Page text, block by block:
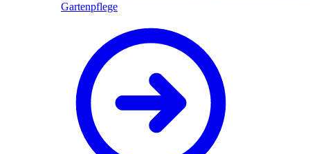
Gartenpflege